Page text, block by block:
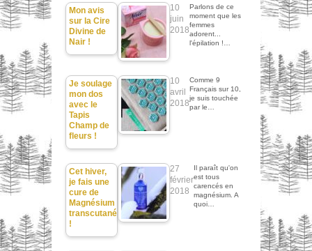
Mon avis
sur la Cire
Divine de
Nair !
10
juin
2018
Parlons de ce
moment que les
femmes
adorent...
l'épilation !…
Je soulage
mon dos
avec le
Tapis
Champ de
fleurs !
10
avril
2018
Comme 9
Français sur 10,
je suis touchée
par le…
Cet hiver,
je fais une
cure de
Magnésium
transcutané
!
27
février
2018
Il paraît qu'on
est tous
carencés en
magnésium. A
quoi…